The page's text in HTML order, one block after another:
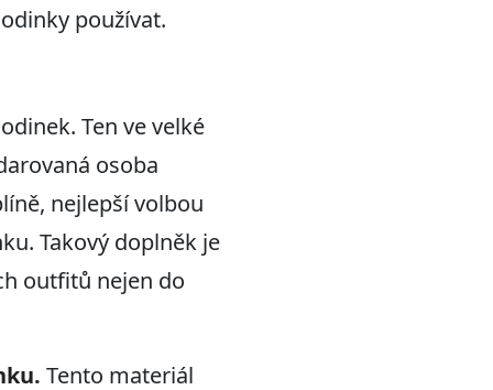
používat.
Ten ve velké
osoba
nejlepší volbou
Takový doplněk je
outfitů nejen do
. Tento materiál